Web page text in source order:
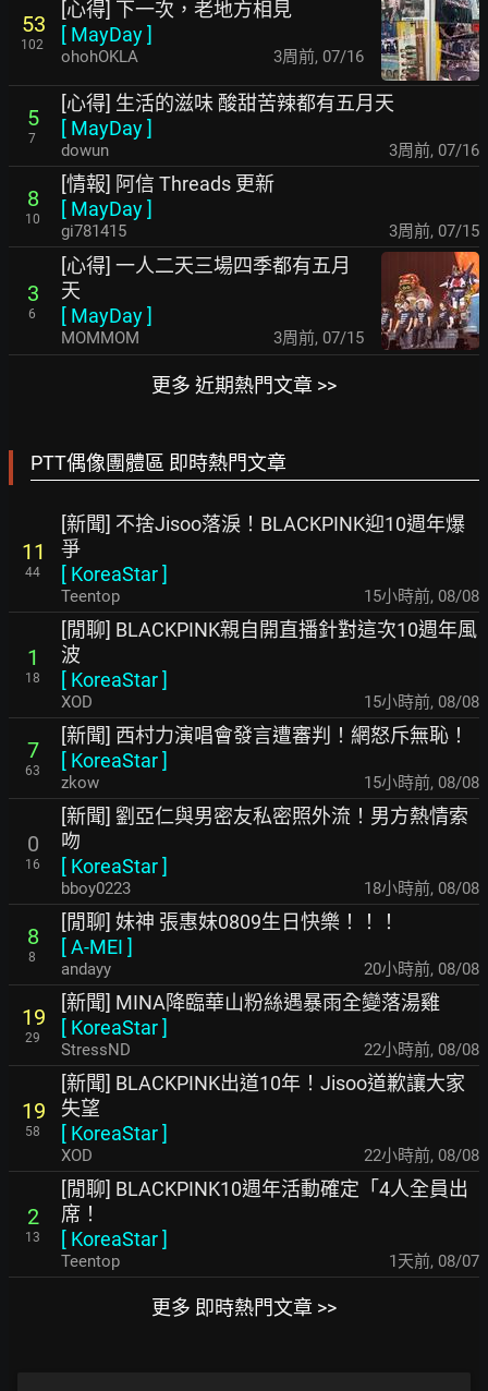
53
102
[心得] 下一次，老地方相見
[ MayDay]
ohohOKLA 3周前, 07/16
5
7
[心得] 生活的滋味 酸甜苦辣都有五月天
[ MayDay]
dowun 3周前, 07/16
8
10
[情報] 阿信 Threads 更新
[ MayDay]
gi781415 3周前, 07/15
3
6
[心得] 一人二天三場四季都有五月
天
[ MayDay]
MOMMOM 3周前, 07/15
更多 近期熱門文章 >>
PTT偶像團體區 即時熱門文章
11
44
[新聞] 不捨Jisoo落淚！BLACKPINK迎10週年爆
爭
[ KoreaStar]
Teentop 15小時前, 08/08
1
18
[閒聊] BLACKPINK親自開直播針對這次10週年風
波
[ KoreaStar]
XOD 15小時前, 08/08
7
63
[新聞] 西村力演唱會發言遭審判！網怒斥無恥！
[ KoreaStar]
zkow 15小時前, 08/08
0
16
[新聞] 劉亞仁與男密友私密照外流！男方熱情索
吻
[ KoreaStar]
bboy0223 18小時前, 08/08
8
8
[閒聊] 妹神 張惠妹0809生日快樂！！！
[A-MEI ]
andayy 20小時前, 08/08
19
29
[新聞] MINA降臨華山粉絲遇暴雨全變落湯雞
[ KoreaStar]
StressND 22小時前, 08/08
19
58
[新聞] BLACKPINK出道10年！Jisoo道歉讓大家
失望
[ KoreaStar]
XOD 22小時前, 08/08
2
13
[閒聊] BLACKPINK10週年活動確定「4人全員出
席！
[ KoreaStar]
Teentop 1天前, 08/07
更多 即時熱門文章 >>